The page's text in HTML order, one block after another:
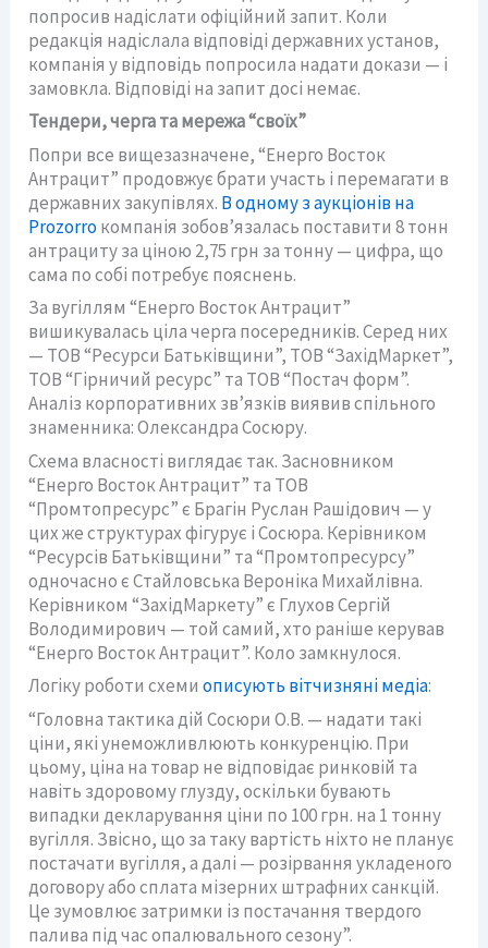
попросив надіслати офіційний запит. Коли
редакція надіслала відповіді державних установ,
компанія у відповідь попросила надати докази — і
замовкла. Відповіді на запит досі немає.
Тендери, черга та мережа “своїх”
Попри все вищезазначене, “Енерго Восток
Антрацит” продовжує брати участь і перемагати в
державних закупівлях. В одному з аукціонів на
Prozorroкомпанія зобов’язалась поставити 8 тонн
антрациту за ціною 2,75 грн за тонну — цифра, що
сама по собі потребує пояснень.
За вугіллям “Енерго Восток Антрацит”
вишикувалась ціла черга посередників. Серед них
— ТОВ “Ресурси Батьківщини”, ТОВ “ЗахідМаркет”,
ТОВ “Гірничий ресурс” та ТОВ “Постач форм”.
Аналіз корпоративних звʼязків виявив спільного
знаменника: Олександра Сосюру.
Схема власності виглядає так. Засновником
“Енерго Восток Антрацит” та ТОВ
“Промтопресурс” є Брагін Руслан Рашідович — у
цих же структурах фігурує і Сосюра. Керівником
“Ресурсів Батьківщини” та “Промтопресурсу”
одночасно є Стайловська Вероніка Михайлівна.
Керівником “ЗахідМаркету” є Глухов Сергій
Володимирович — той самий, хто раніше керував
“Енерго Восток Антрацит”. Коло замкнулося.
Логіку роботи схемиописують вітчизняні медіа:
“Головна тактика дій Сосюри О.В. — надати такі
ціни, які унеможливлюють конкуренцію. При
цьому, ціна на товар не відповідає ринковій та
навіть здоровому глузду, оскільки бувають
випадки декларування ціни по 100 грн. на 1 тонну
вугілля. Звісно, що за таку вартість ніхто не планує
постачати вугілля, а далі — розірвання укладеного
договору або сплата мізерних штрафних санкцій.
Це зумовлює затримки із постачання твердого
палива під час опалювального сезону”.